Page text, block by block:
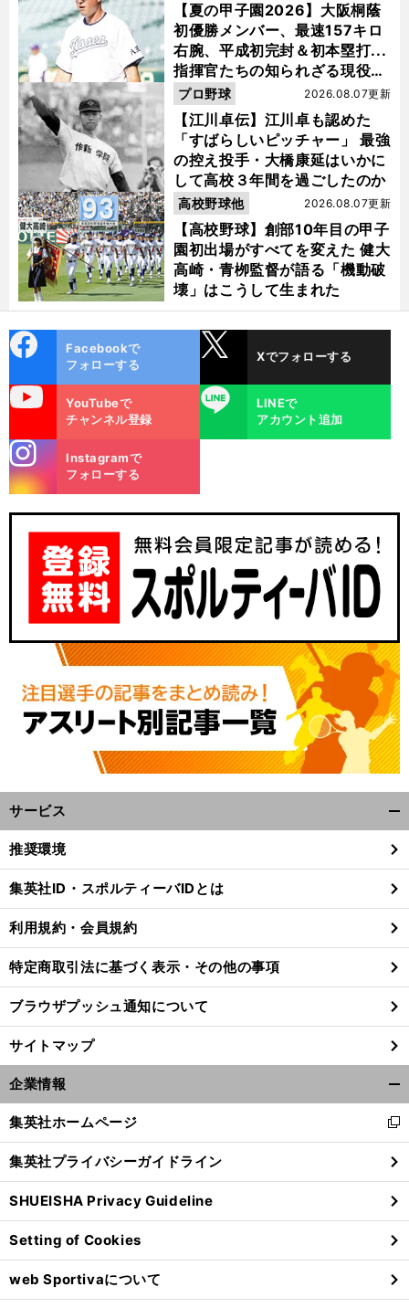
超
。
【夏の甲子園2026】大阪桐蔭
初優勝メンバー、最速157キロ
右腕、平成初完封＆初本塁打...
指揮官たちの知られざる現役時
代
【江川卓伝】江川卓も認めた
「すばらしいピッチャー」 最強
の控え投手・大橋康延はいかに
して高校３年間を過ごしたのか
2026.08.07更新
プロ野球
【高校野球】創部10年目の甲子
園初出場がすべてを変えた 健大
高崎・青栁監督が語る「機動破
壊」はこうして生まれた
2026.08.07更新
高校野球他
ok
Facebookで
フォローする
Xでフォローする
YouTubeで
チャンネル登録
LINE
LINEで
アカウント追加
m
Instagramで
フォローする
サービス
閉
る
推奨環境
集英社ID・スポルティーバIDとは
利用規約・会員規約
特定商取引法に基づく表示・その他の事項
ブラウザプッシュ通知について
サイトマップ
企業情報
閉
る
集英社ホームページ
新
し
い
ウ
ィ
ン
ド
ウ
で
開
集英社プライバシーガイドライン
SHUEISHA Privacy Guideline
Setting of Cookies
web Sportivaについて